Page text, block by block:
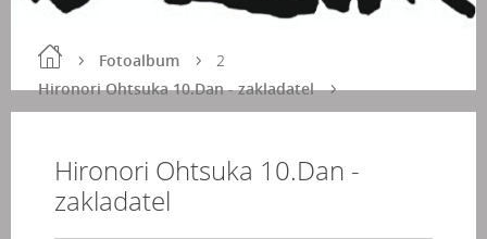
Fotoalbum
Hironori Ohtsuka 10.Dan - zakladatel
2
Hironori Ohtsuka 10.Dan -
zakladatel